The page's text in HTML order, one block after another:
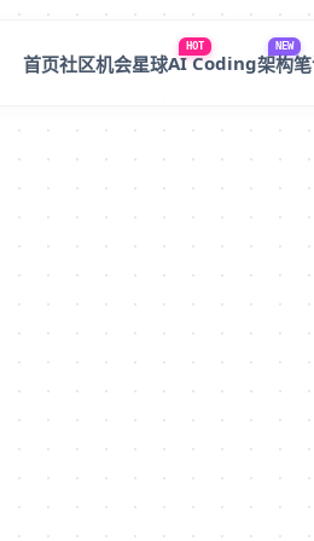
首页社区机会星球
HOT
AI Coding
NEW
架构